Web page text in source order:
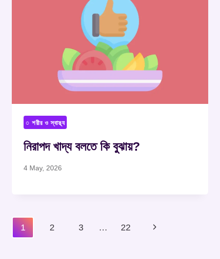
○ শরীর ও স্বাস্থ্য
নিরাপদ খাদ্য বলতে কি বুঝায়?
4 May, 2026
Page
1 2 3 … 22
Next